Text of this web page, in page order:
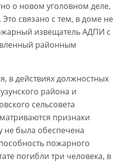
о новом уголовном деле,
связано с тем, в доме не
извещатель АДПИ с
районным
в действиях должностных
района и
сельсовета
признаки
не была обеспечена
пожарного
погибли три человека, в